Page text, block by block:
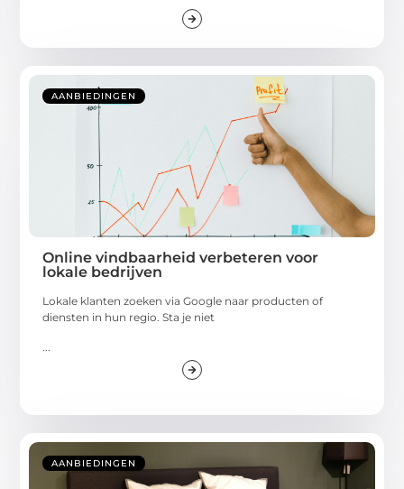
AANBIEDINGEN
Online vindbaarheid verbeteren voor
lokale bedrijven
Lokale klanten zoeken via Google naar producten of
diensten in hun regio. Sta je niet
AANBIEDINGEN